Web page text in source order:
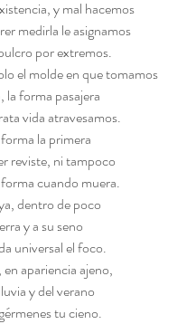
y mal hacemos
medirla le asignamos
por extremos.
el molde en que tomamos
la forma pasajera
vida atravesamos.
la primera
reviste, ni tampoco
cuando muera.
dentro de poco
y a su seno
universal el foco.
en apariencia ajeno,
y del verano
tu cieno.